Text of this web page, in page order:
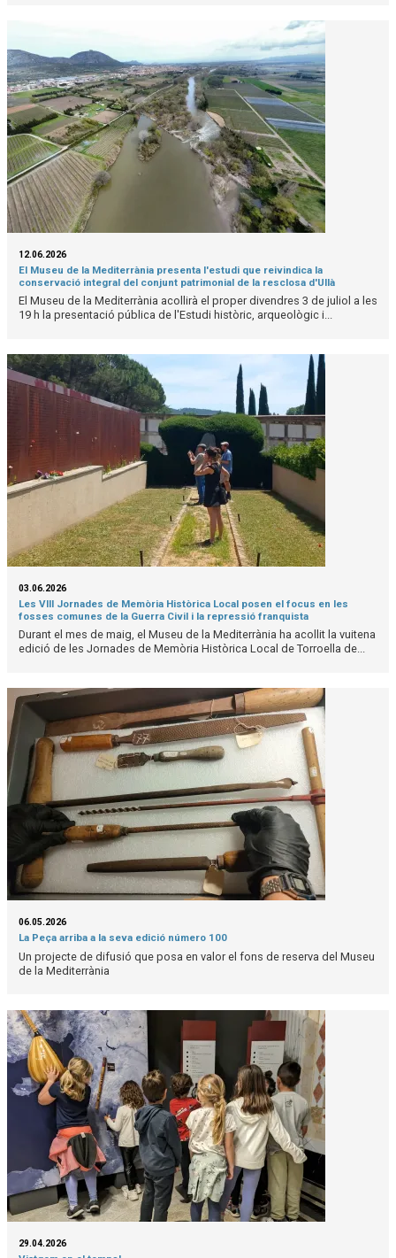
12.06.2026
El Museu de la Mediterrània presenta l'estudi que reivindica la
conservació integral del conjunt patrimonial de la resclosa d'Ullà
El Museu de la Mediterrània acollirà el proper divendres 3 de juliol a les
19 h la presentació pública de l'Estudi històric, arqueològic i...
03.06.2026
Les VIII Jornades de Memòria Històrica Local posen el focus en les
fosses comunes de la Guerra Civil i la repressió franquista
Durant el mes de maig, el Museu de la Mediterrània ha acollit la vuitena
edició de les Jornades de Memòria Històrica Local de Torroella de...
06.05.2026
La Peça arriba a la seva edició número 100
Un projecte de difusió que posa en valor el fons de reserva del Museu
de la Mediterrània
29.04.2026